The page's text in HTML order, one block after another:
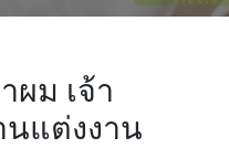
ผม เจ้า
นแต่งงาน